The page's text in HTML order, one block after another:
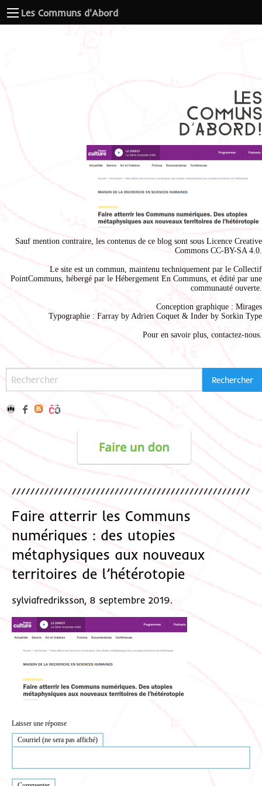
Les Communs d'Abord
Sauf mention contraire, les contenus de ce blog sont sous Licence Creative
Commons CC-BY-SA 4.0.
Le site est un commun, maintenu techniquement par le Collectif
PointCommuns, hébergé par le Hébergement En Communs, et édité par une
communauté ouverte.
Conception graphique : Mirages
Typographie : Farray by Adrien Coquet & Inder by Sorkin Type
Pour en savoir plus, contactez-nous.
Faire atterrir les Communs
numériques : des utopies
métaphysiques aux nouveaux
territoires de l’hétérotopie
sylviafredriksson, 8 septembre 2019.
Laisser une réponse
Courriel (ne sera pas affiché)